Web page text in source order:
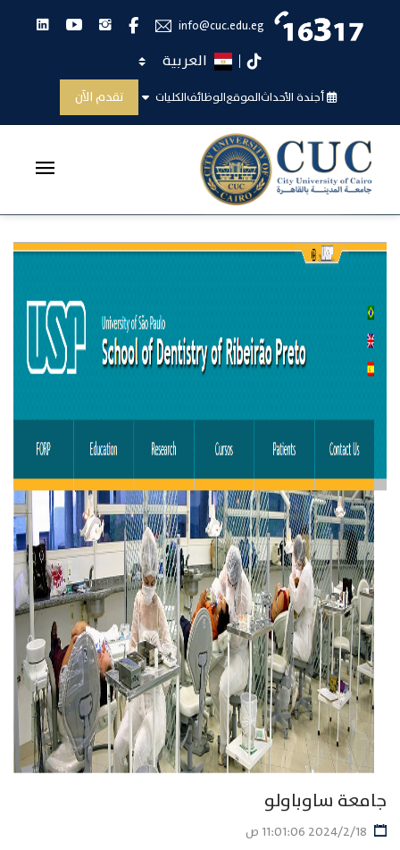
info@cuc.edu.eg فيس بوكانستجراميوتيوبلينكدان
تيك توكاختر اللغة
أجندة الأحداثالموقعالوظائفالكليات تقدم الآن
الرئيسية جامعة ساوباولو
جامعة ساوباولو
18‏‏/2‏‏/2024 11:01:06 ص